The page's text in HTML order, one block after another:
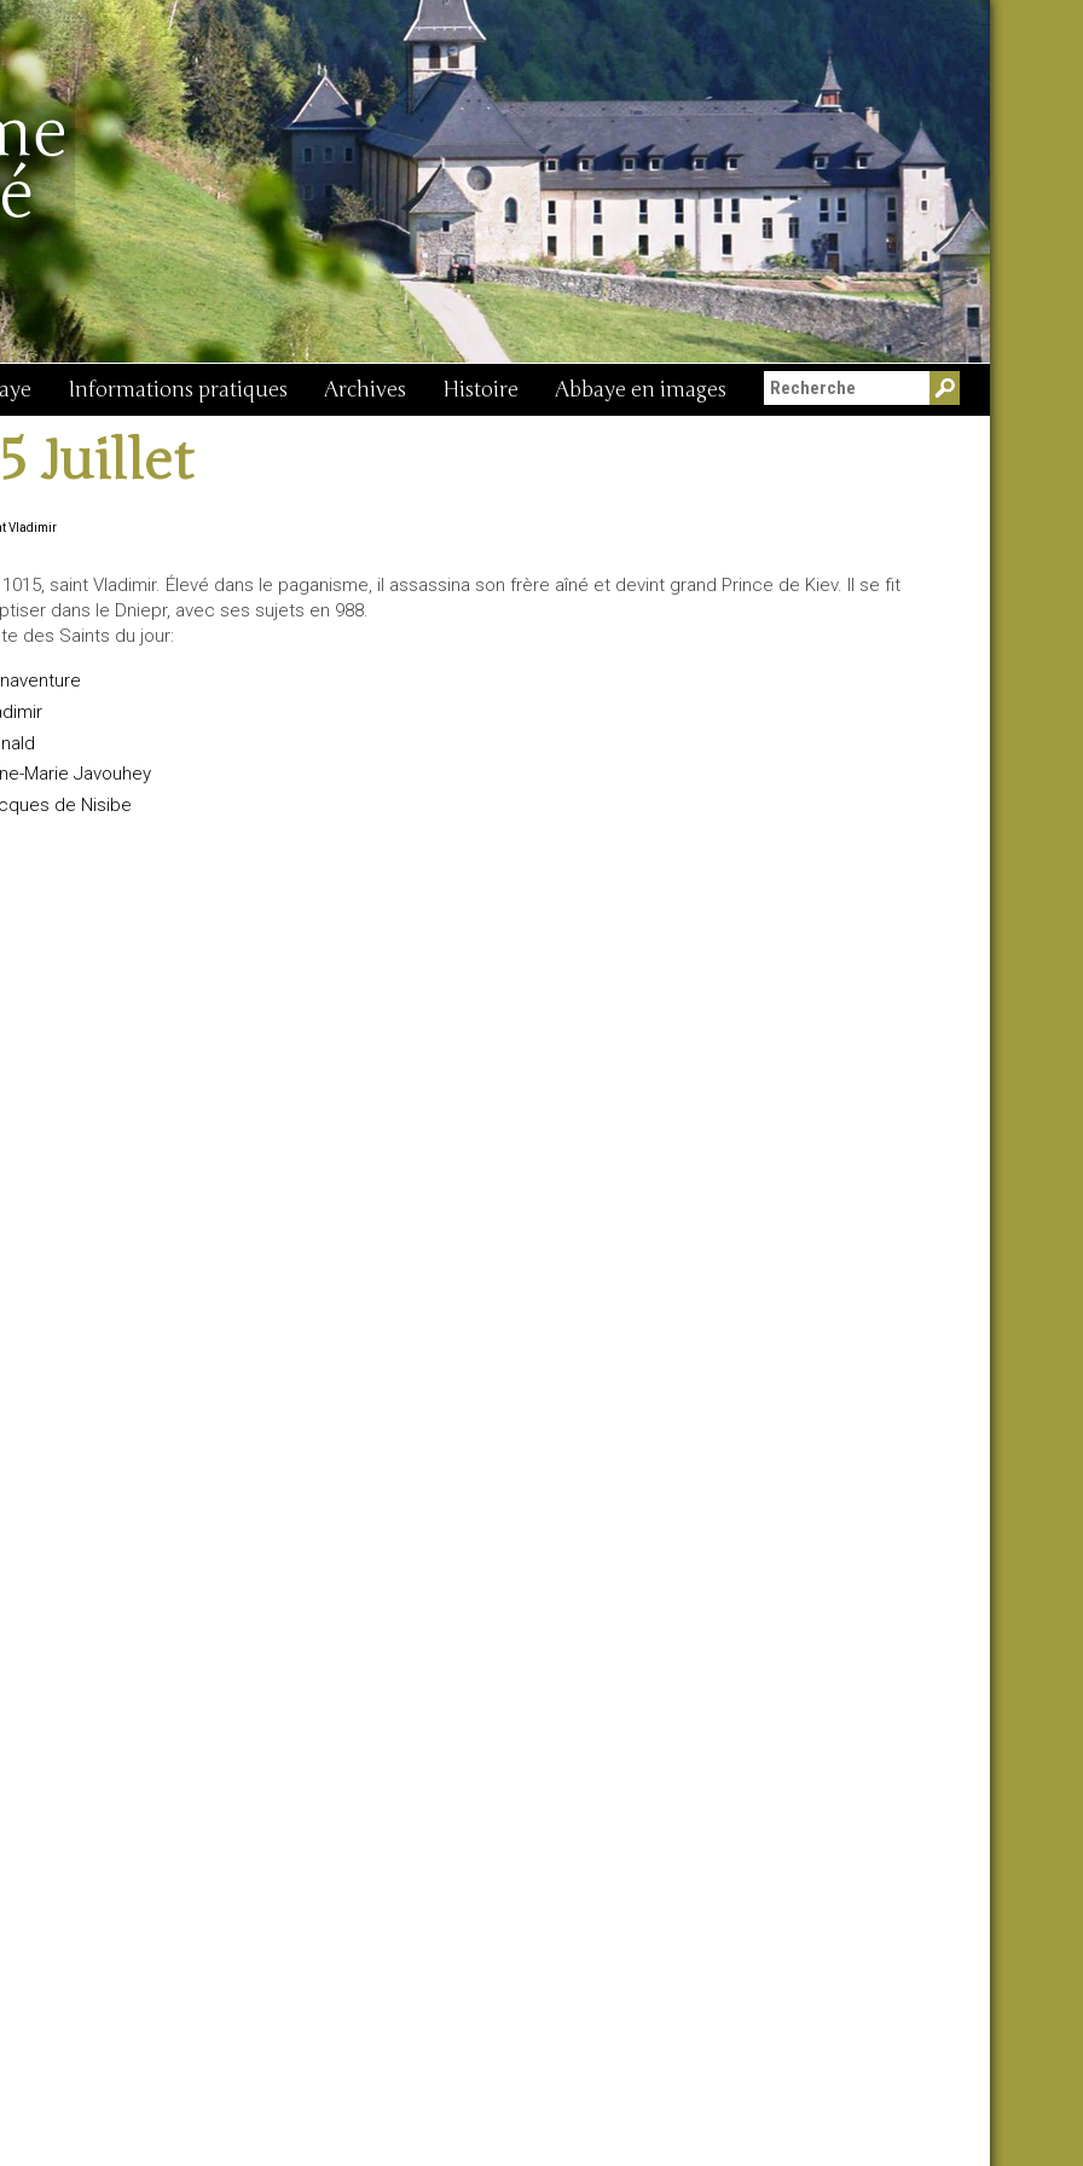
Informations pratiques Archives Histoire Abbaye en images
Juillet
Vladimir
1015, saint Vladimir. Élevé dans le paganisme, il assassina son frère aîné et devint grand Prince de Kiev. Il se fit
dans le Dniepr, avec ses sujets en 988.
des Saints du jour:
Marie Javouhey
de Nisibe